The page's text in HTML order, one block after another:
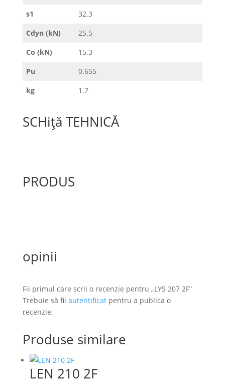
s1
32.3
Cdyn (kN)
25.5
Co (kN)
15.3
Pu
0.655
kg
1.7
SCHiță TEHNICĂ
PRODUS
opinii
Fii primul care scrii o recenzie pentru „LYS 207 2F”
Trebuie să fii autentificatpentru a publica o
recenzie.
Produse similare
LEN 210 2F